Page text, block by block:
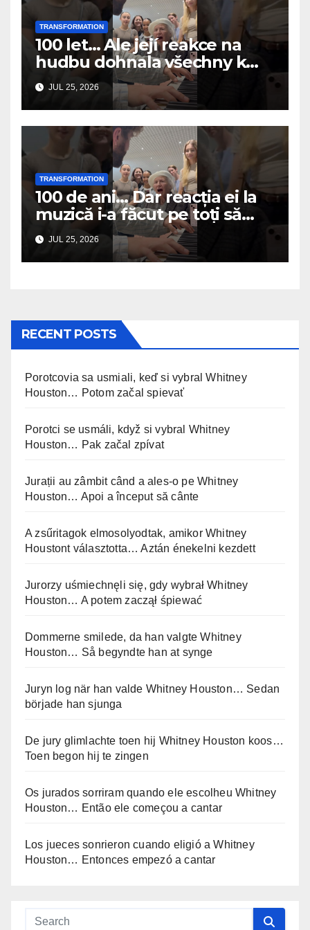
TRANSFORMATION
100 let… Ale její reakce na
hudbu dohnala všechny k
slzám
JUL 25, 2026
TRANSFORMATION
100 de ani… Dar reacția ei la
muzică i-a făcut pe toți să
plângă
JUL 25, 2026
RECENT POSTS
Porotcovia sa usmiali, keď si vybral Whitney
Houston… Potom začal spievať
Porotci se usmáli, když si vybral Whitney
Houston… Pak začal zpívat
Jurații au zâmbit când a ales-o pe Whitney
Houston… Apoi a început să cânte
A zsűritagok elmosolyodtak, amikor Whitney
Houstont választotta… Aztán énekelni kezdett
Jurorzy uśmiechnęli się, gdy wybrał Whitney
Houston… A potem zaczął śpiewać
Dommerne smilede, da han valgte Whitney
Houston… Så begyndte han at synge
Juryn log när han valde Whitney Houston… Sedan
började han sjunga
De jury glimlachte toen hij Whitney Houston koos…
Toen begon hij te zingen
Os jurados sorriram quando ele escolheu Whitney
Houston… Então ele começou a cantar
Los jueces sonrieron cuando eligió a Whitney
Houston… Entonces empezó a cantar